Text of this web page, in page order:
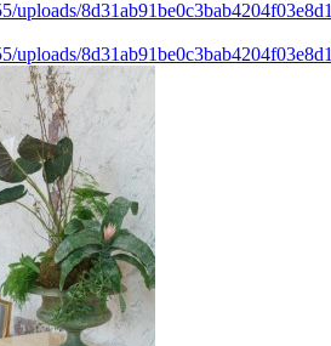
uploads/
uploads/